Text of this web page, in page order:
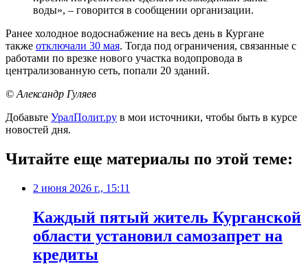
воды», – говорится в сообщении организации.
Ранее холодное водоснабжение на весь день в Кургане
также отключали 30 мая. Тогда под ограничения, связанные с
работами по врезке нового участка водопровода в
централизованную сеть, попали 20 зданий.
© Александр Гуляев
Добавьте УралПолит.ру в мои источники, чтобы быть в курсе
новостей дня.
Читайте еще материалы по этой теме:
2 июня 2026 г., 15:11
Каждый пятый житель Курганской
области установил самозапрет на
кредиты